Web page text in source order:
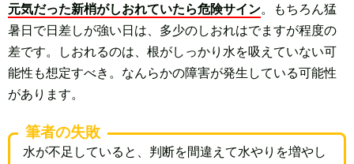
元気だった新梢がしおれていたら危険サイン。もちろん猛
暑日で日差しが強い日は、多少のしおれはでますが程度の
差です。しおれるのは、根がしっかり水を吸えていない可
能性も想定すべき。なんらかの障害が発生している可能性
があります。
筆者の失敗
水が不足していると、判断を間違えて水やりを増やし